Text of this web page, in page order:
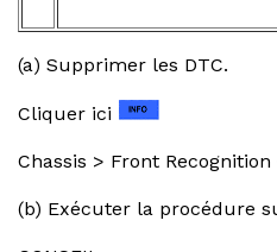
(a) Supprimer les DTC.
Cliquer ici
Chassis > Front
(b) Exécuter la procédure